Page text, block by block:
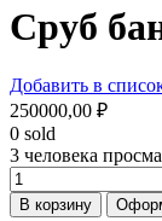
Сруб
Добавить в
250000,00 ₽
0 sold
3 человека
Количество
В корзину